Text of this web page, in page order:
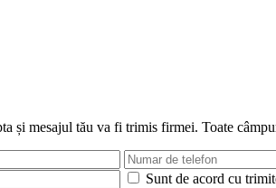
și mesajul tău va fi trimis firmei. Toate
Sunt de acord cu